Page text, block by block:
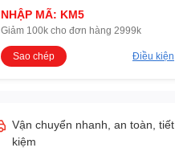
NHẬP MÃ: KM5
Giảm 100k cho đơn hàng 2999k
Sao chép Điều kiện
Vận chuyển nhanh, an toàn, tiết
kiệm